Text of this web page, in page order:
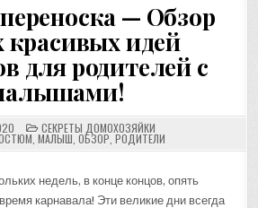
— Обзор
красивых идей
для родителей с
POSTED
IN
СЕКРЕТЫ ДОМОХОЗЯЙКИ
МАЛЫШ ОБЗОР РОДИТЕЛИ
недель, в конце концов, опять
карнавала! Эти великие дни всегда